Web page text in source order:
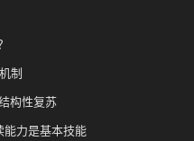
制
构性复苏
能力是基本技能